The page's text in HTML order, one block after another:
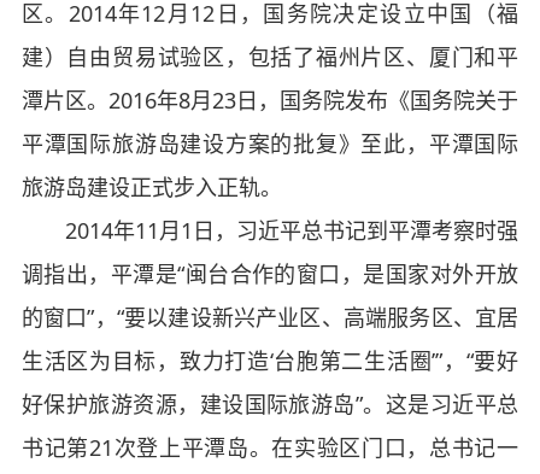
区。2014年12月12日，国务院决定设立中国（福
建）自由贸易试验区，包括了福州片区、厦门和平
潭片区。2016年8月23日，国务院发布《国务院关于
平潭国际旅游岛建设方案的批复》至此，平潭国际
旅游岛建设正式步入正轨。
2014年11月1日，习近平总书记到平潭考察时强
调指出，平潭是“闽台合作的窗口，是国家对外开放
的窗口”，“要以建设新兴产业区、高端服务区、宜居
生活区为目标，致力打造‘台胞第二生活圈’”，“要好
好保护旅游资源，建设国际旅游岛”。这是习近平总
书记第21次登上平潭岛。在实验区门口，总书记一